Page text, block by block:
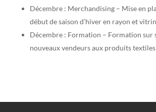
Décembre : Merchandising – Mise en
début de saison d’hiver en rayon et
Décembre : Formation – Formation sur
nouveaux vendeurs aux produits